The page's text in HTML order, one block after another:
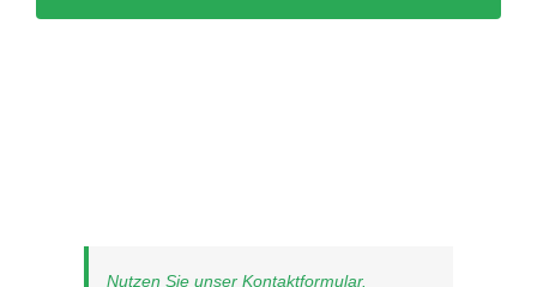
Nutzen Sie unser Kontaktformular.